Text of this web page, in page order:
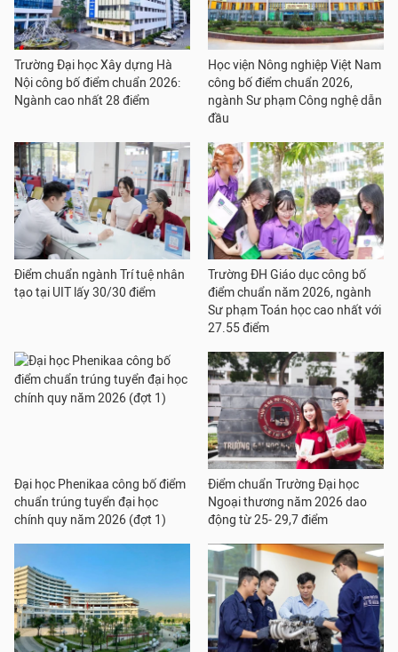
Trường Đại học Xây dựng Hà
Nội công bố điểm chuẩn 2026:
Ngành cao nhất 28 điểm
Học viện Nông nghiệp Việt Nam
công bố điểm chuẩn 2026,
ngành Sư phạm Công nghệ dẫn
đầu
Điểm chuẩn ngành Trí tuệ nhân
tạo tại UIT lấy 30/30 điểm
Trường ĐH Giáo dục công bố
điểm chuẩn năm 2026, ngành
Sư phạm Toán học cao nhất với
27.55 điểm
Đại học Phenikaa công bố điểm
chuẩn trúng tuyển đại học
chính quy năm 2026 (đợt 1)
Điểm chuẩn Trường Đại học
Ngoại thương năm 2026 dao
động từ 25- 29,7 điểm